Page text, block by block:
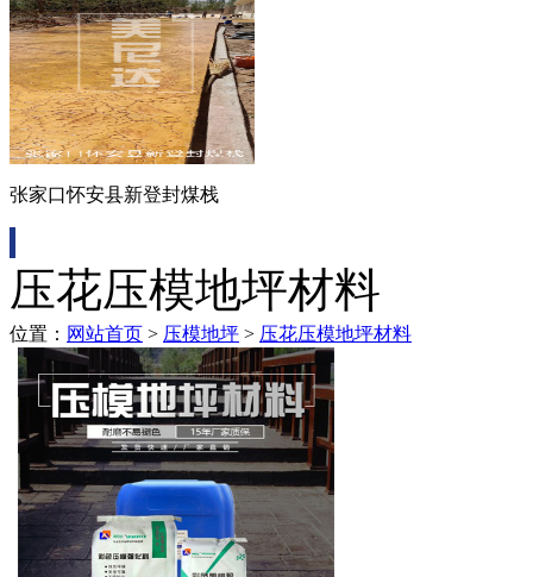
张家口怀安县新登封煤栈
压花压模地坪材料
位置： 网站首页 > 压模地坪 > 压花压模地坪材料